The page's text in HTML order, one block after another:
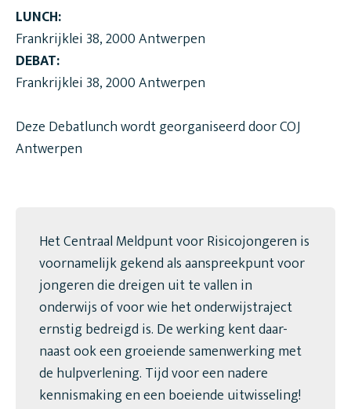
LUNCH:
Frankrijklei 38, 2000 Antwerpen
DEBAT:
Frankrijklei 38, 2000 Antwerpen
Deze Debatlunch wordt georganiseerd door COJ
Antwerpen
Het Centraal Meldpunt voor Risicojongeren is
voornamelijk gekend als aanspreekpunt voor
jongeren die dreigen uit te vallen in
onderwijs of voor wie het onderwijstraject
ernstig bedreigd is. De werking kent daar-
naast ook een groeiende samenwerking met
de hulpverlening. Tijd voor een nadere
kennismaking en een boeiende uitwisseling!